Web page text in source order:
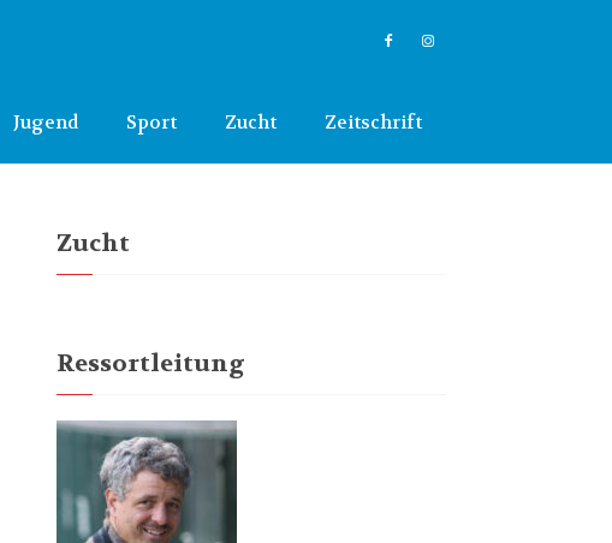
Jugend Sport Zucht Zeitschrift
Zucht
Ressortleitung